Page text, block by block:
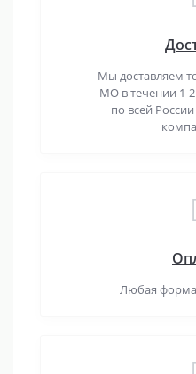
Мы доставляем
МО в течении 1-
по всей
Любая форма